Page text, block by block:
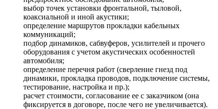
выбор точек установки фронтальной, тыловой,
коаксиальной и иной акустики;
определение маршрутов прокладки кабельных
коммуникаций;
подбор динамиков, сабвуферов, усилителей и прочего
оборудования с учетом акустических особенностей
автомобиля;
определение перечня работ (сверление гнезд под
динамики, прокладка проводов, подключение системы,
тестирование, настройка и пр.);
расчет стоимости, согласование ее с заказчиком (она
фиксируется в договоре, после чего не увеличивается).